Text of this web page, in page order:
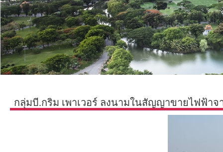
กลุ่มบี.กริม เพาเวอร์ ลงนามในสัญญาขายไฟฟ้า